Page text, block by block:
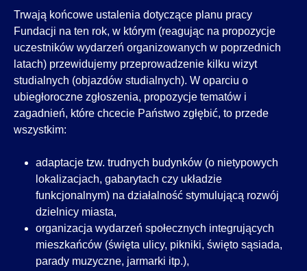
Trwają końcowe ustalenia dotyczące planu pracy
Fundacji na ten rok, w którym (reagując na propozycje
uczestników wydarzeń organizowanych w poprzednich
latach) przewidujemy przeprowadzenie kilku wizyt
studialnych (objazdów studialnych). W oparciu o
ubiegłoroczne zgłoszenia, propozycje tematów i
zagadnień, które chcecie Państwo zgłębić, to przede
wszystkim:
adaptacje tzw. trudnych budynków (o nietypowych
lokalizacjach, gabarytach czy układzie
funkcjonalnym) na działalność stymulującą rozwój
dzielnicy miasta,
organizacja wydarzeń społecznych integrujących
mieszkańców (święta ulicy, pikniki, święto sąsiada,
parady muzyczne, jarmarki itp.),